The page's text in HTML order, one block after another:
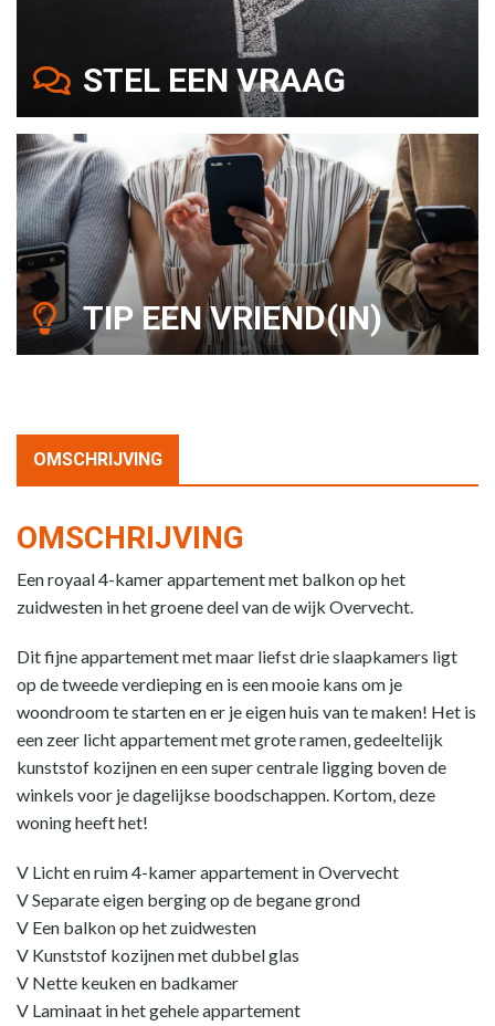
STEL EEN VRAAG
TIP EEN VRIEND(IN)
OMSCHRIJVING
OMSCHRIJVING
Een royaal 4-kamer appartement met balkon op het
zuidwesten in het groene deel van de wijk Overvecht.
Dit fijne appartement met maar liefst drie slaapkamers ligt
op de tweede verdieping en is een mooie kans om je
woondroom te starten en er je eigen huis van te maken! Het is
een zeer licht appartement met grote ramen, gedeeltelijk
kunststof kozijnen en een super centrale ligging boven de
winkels voor je dagelijkse boodschappen. Kortom, deze
woning heeft het!
V Licht en ruim 4-kamer appartement in Overvecht
V Separate eigen berging op de begane grond
V Een balkon op het zuidwesten
V Kunststof kozijnen met dubbel glas
V Nette keuken en badkamer
V Laminaat in het gehele appartement